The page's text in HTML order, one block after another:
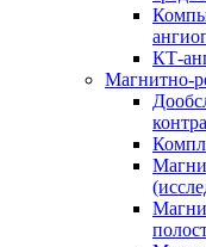
КТ-
Магнитно-